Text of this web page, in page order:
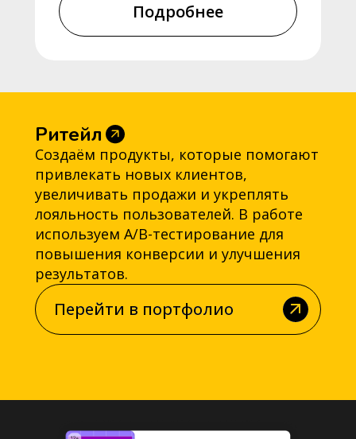
Подробнее
Ритейл
Создаём продукты, которые помогают
привлекать новых клиентов,
увеличивать продажи и укреплять
лояльность пользователей. В работе
используем A/B-тестирование для
повышения конверсии и улучшения
результатов.
Перейти в портфолио
Перейти в портфолио